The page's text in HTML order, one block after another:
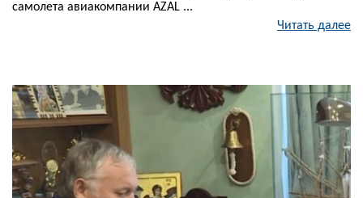
самолета авиакомпании AZAL ...
Читать далее